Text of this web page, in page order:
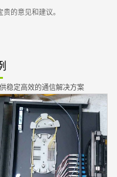
贵的意见和建议。
稳定高效的通信解决方案